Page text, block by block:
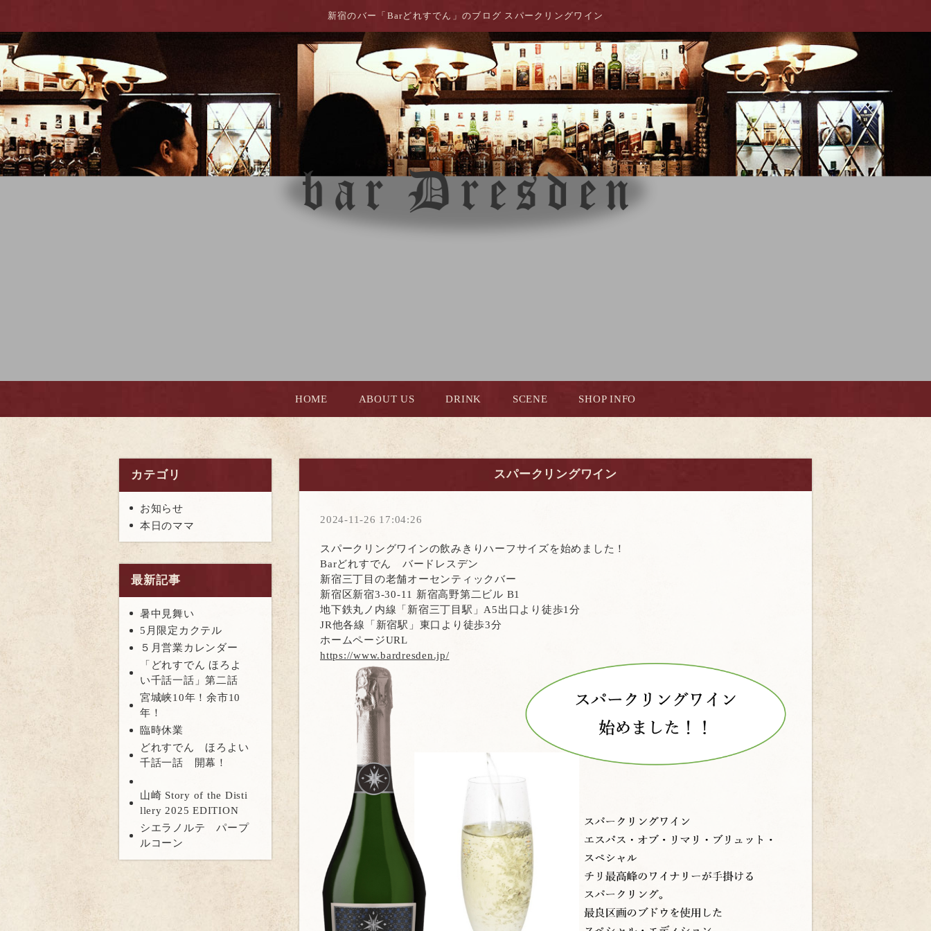
新宿のバー「Barどれすでん」のブログ スパークリングワイン
HOME ABOUT US DRINK SCENE SHOP INFO
カテゴリ
お知らせ
本日のママ
最新記事
暑中見舞い
5月限定カクテル
５月営業カレンダー
「どれすでん ほろよ
い千話一話」第二話
宮城峡10年！余市10
年！
臨時休業
どれすでん ほろよい
千話一話 開幕！
山崎 Story of the Disti
llery 2025 EDITION
シエラノルテ パープ
ルコーン
スパークリングワイン
2024-11-26 17:04:26
スパークリングワインの飲みきりハーフサイズを始めました！
Barどれすでん バードレスデン
新宿三丁目の老舗オーセンティックバー
新宿区新宿3-30-11 新宿高野第二ビル B1
地下鉄丸ノ内線「新宿三丁目駅」 A5出口より徒歩1 分
JR他各線「新宿駅」東口より徒歩3分
ホームページURL
https://www.bardresden.jp/